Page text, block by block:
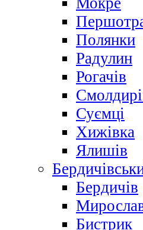
Полянки
Радулин
Рогачів
Суємці
Хижівка
Ялишів
Бердичів
Бистрик